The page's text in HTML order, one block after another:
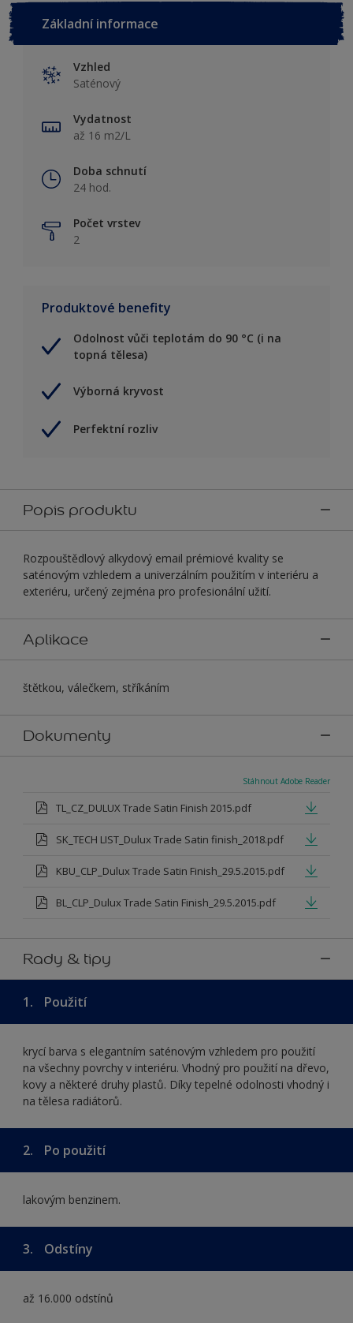
Základní informace
Vzhled
Saténový
Vydatnost
až 16 m2/L
Doba schnutí
24 hod.
Počet vrstev
2
Produktové benefity
Odolnost vůči teplotám do 90 °C (i na
topná tělesa)
Výborná kryvost
Perfektní rozliv
Popis produktu
Rozpouštědlový alkydový email prémiové kvality se
saténovým vzhledem a univerzálním použitím v interiéru a
exteriéru, určený zejména pro profesionální užití.
Aplikace
štětkou, válečkem, stříkáním
Dokumenty
Stáhnout Adobe Reader
TL_CZ_DULUX Trade Satin Finish 2015.pdf
SK_TECH LIST_Dulux Trade Satin finish_2018.pdf
KBU_CLP_Dulux Trade Satin Finish_29.5.2015.pdf
BL_CLP_Dulux Trade Satin Finish_29.5.2015.pdf
Rady & tipy
1. Použití
krycí barva s elegantním saténovým vzhledem pro použití
na všechny povrchy v interiéru. Vhodný pro použití na dřevo,
kovy a některé druhy plastů. Díky tepelné odolnosti vhodný i
na tělesa radiátorů.
2. Po použití
lakovým benzinem.
3. Odstíny
až 16.000 odstínů